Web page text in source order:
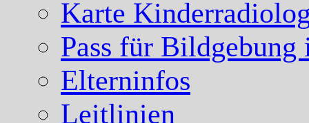
Karte
Pass für
Elterninfos
Leitlinien